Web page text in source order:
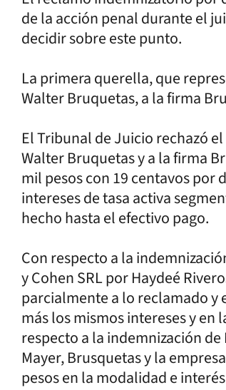
de la acción penal durante el
decidir sobre este punto.
La primera querella, que
Walter Bruquetas, a la firma
El Tribunal de Juicio rechazó
Walter Bruquetas y a la firma
mil pesos con 19 centavos
intereses de tasa activa
hecho hasta el efectivo pago.
Con respecto a la
y Cohen SRL por Haydeé
parcialmente a lo reclamado y
más los mismos intereses y
respecto a la indemnización
Mayer, Brusquetas y la
pesos en la modalidad e